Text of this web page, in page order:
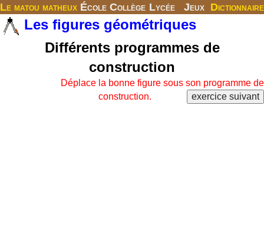
Le matou matheux École Collège Lycée Jeux Dictionnaire
Les figures géométriques
Différents programmes de
construction
Déplace la bonne figure sous son programme de
construction.